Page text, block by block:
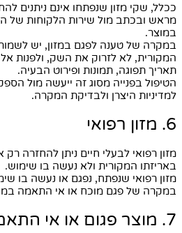
ככלל, שקי מזון שנפתחו אינם ניתנים
מראש ובכתב מול שירות הלקוחות של
במוצר.
במקרה של טענה לפגם במזון, יש
המקורית, לא לזרוק את השק, ולפנות
תאריך תפוגה, תמונות ופירוט הבעיה.
הטיפול בפנייה מסוג זה ייעשה מול
למדיניות היצרן ולבדיקת המקרה.
6. מזון רפואי
מזון רפואי לבעלי חיים ניתן להחזרה
באריזתו המקורית ולא נעשה בו שימוש.
מזון רפואי שנפתח, נפגם או נעשה בו
במקרה של פגם מוכח או אי התאמה
7. מוצר פגום או אי התאמה בהזמנה